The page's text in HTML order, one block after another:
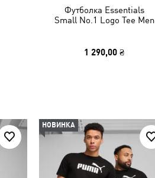
Футболка Essentials
Small No.1 Logo Tee Men
1 290,00 ₴
НОВИНКА